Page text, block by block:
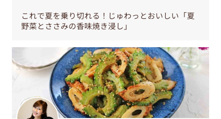
これで夏を乗り切れる！じゅわっとおいしい「夏
野菜とささみの香味焼き浸し」